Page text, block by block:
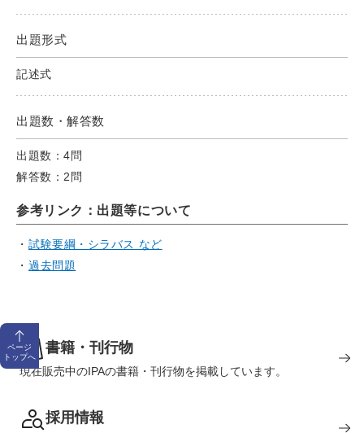
出題形式
記述式
出題数・解答数
出題数：4問
解答数：2問
参考リンク：出題等について
試験要綱・シラバス など
過去問題
ページ
トップへ
書籍・刊行物
現在販売中のIPAの書籍・刊行物を掲載しています。
採用情報